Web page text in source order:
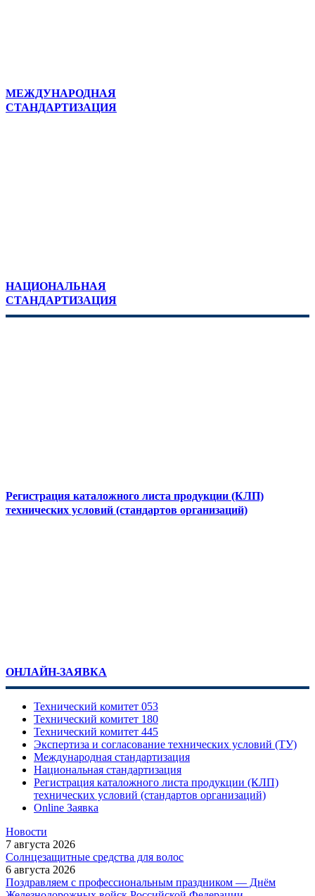
МЕЖДУНАРОДНАЯ
СТАНДАРТИЗАЦИЯ
НАЦИОНАЛЬНАЯ
СТАНДАРТИЗАЦИЯ
Регистрация каталожного листа продукции (КЛП)
технических условий (стандартов организаций)
ОНЛАЙН-ЗАЯВКА
Технический комитет 053
Технический комитет 180
Технический комитет 445
Экспертиза и согласование технических условий (ТУ)
Международная стандартизация
Национальная стандартизация
Регистрация каталожного листа продукции (КЛП)
технических условий (стандартов организаций)
Online Заявка
Новости
7 августа 2026
Солнцезащитные средства для волос
6 августа 2026
Поздравляем с профессиональным праздником — Днём